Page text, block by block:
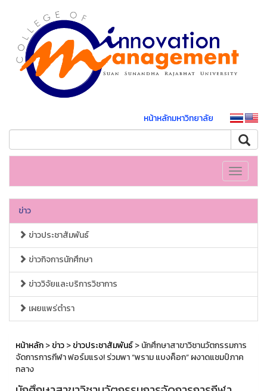
หน้าหลักมหาวิทยาลัย
Toggle
ข่าว
ข่าวประชาสัมพันธ์
ข่าวกิจการนักศึกษา
ข่าววิจัยและบริการวิชาการ
เผยแพร่ตำรา
หน้าหลัก>ข่าว>ข่าวประชาสัมพันธ์> นักศึกษาสาขาวิชานวัตกรรมการ
จัดการการกีฬา ฟอร์มแรง! ร่วมพา “พราม แบงค็อก” ผงาดแชมป์ภาค
กลาง